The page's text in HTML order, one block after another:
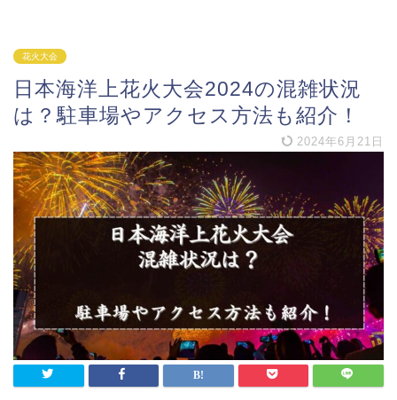
花火大会
日本海洋上花火大会2024の混雑状況
は？駐車場やアクセス方法も紹介！
2024年6月21日